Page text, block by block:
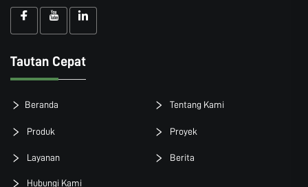
Tautan Cepat
Beranda Tentang Kami
Produk Proyek
Layanan Berita
Hubungi Kami